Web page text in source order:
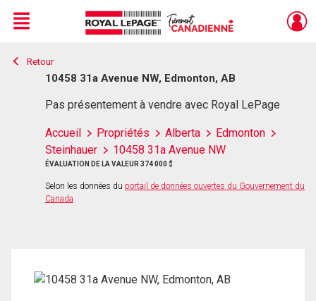
Live
En Direct
Menu
Retour
10458 31a Avenue NW, Edmonton, AB
Pas présentement à vendre avec Royal LePage
Accueil Propriétés Alberta
Edmonton
Steinhauer
10458 31a Avenue NW
ÉVALUATION DE LA VALEUR 374 000 $
Selon les données du portail de données ouvertes du Gouvernement du
Canada